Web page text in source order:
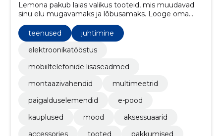
Lemona pakub laias valikus tooteid, mis muudavad
sinu elu mugavamaks ja lõbusamaks. Looge oma
unikaalne elustiil ja nautige meie kvaliteetseid ja
stiilseid tooteid!
teenused
juhtimine
elektroonikatööstus
mobiiltelefonide lisaseadmed
montaazivahendid
multimeetrid
paigalduselemendid
e-pood
kauplused
mood
aksessuaarid
accessories
tooted
pakkumised